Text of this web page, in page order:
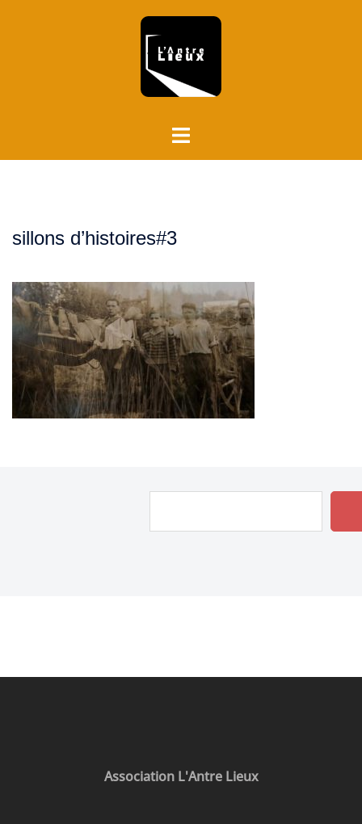
Ouvrir/fermer
sillons d’histoires#3
Association L'Antre Lieux